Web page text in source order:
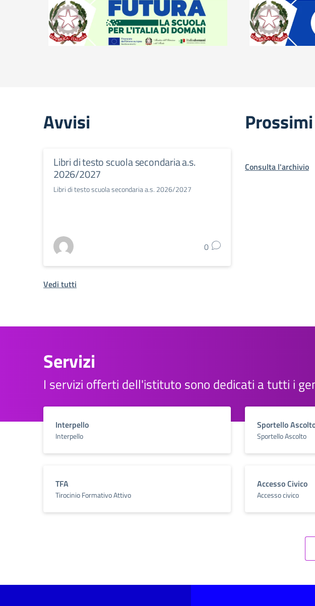
Avvisi
Libri di testo scuola secondaria a.s.
2026/2027
Libri di testo scuola secondaria a.s. 2026/2027
0
Vedi tutti
Consulta l'archivio
Servizi
I servizi offerti dell'istituto sono dedicati a tutti i
Interpello
Interpello
Sportello
Sportello Ascolto
TFA
Tirocinio Formativo Attivo
Accesso Civico
Accesso civico